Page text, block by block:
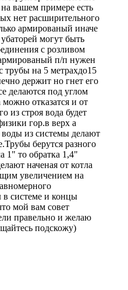
вашем примере есть
нет расширительного
армированый иначе
могут быть
с розливом
п/п нужен
трубы на 5 метрахдо15
держит но гнет его
делаются под углом
отказатся и от
из строя вода будет
гор.в верх а
из системы делают
берутся разного
1" то обратка 1,4"
наченая от котла
увеличением на
в системе и концы
мой вам совет
правельно и желаю
подскожу)